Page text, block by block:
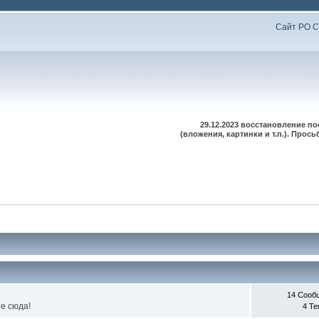
Сайт РО
29.12.2023 восстановление
(вложения, картинки и т.п.).
сюда!
14
4